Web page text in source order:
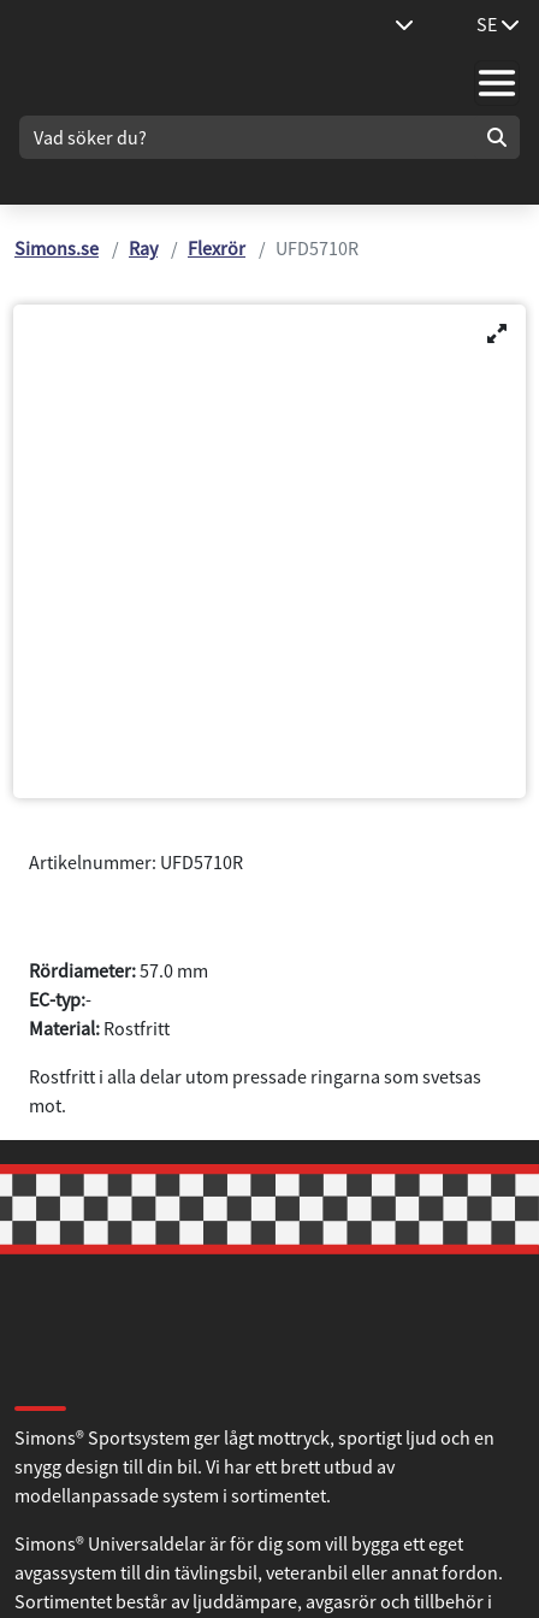
Denna webbplats använder cookies
Vi använder enhetsidentifierare för att anpassa innehållet
och annonserna till användarna, tillhandahålla funktioner
vidarebefordrar även sådana identifierare och annan
information från din enhet till de sociala medier och
SE
Simons.se Ray Flexrör UFD5710R
Artikelnummer: UFD5710R
Rördiameter:57.0 mm
EC-typ:-
Material: Rostfritt
Rostfritt i alla delar utom pressade ringarna som svetsas
mot.
Om Simons
Simons® Sportsystem ger lågt mottryck, sportigt ljud och en
modellanpassade system i sortimentet.
Simons® Universaldelar är för dig som vill bygga ett eget